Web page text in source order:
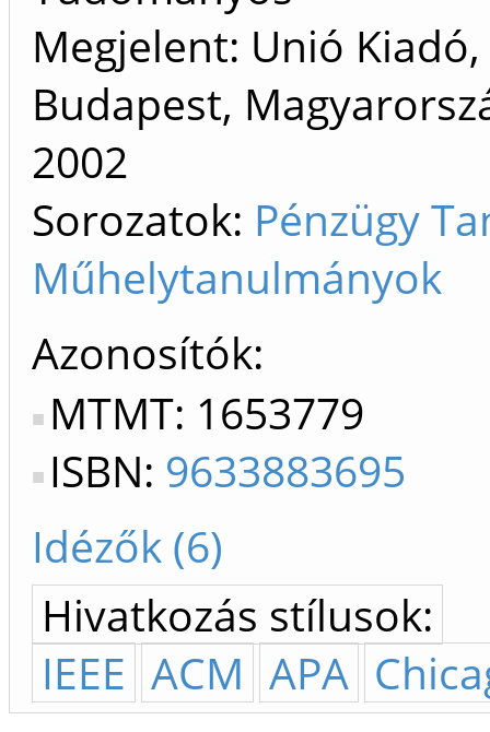
Megjelent: Unió Kiadó,
Budapest,
2002
Sorozatok: Pénzügy
Műhelytanulmányok
Azonosítók
MTMT: 1653779
ISBN: 9633883695
Idézők (6)
Hivatkozás stílusok:
IEEE ACM APA